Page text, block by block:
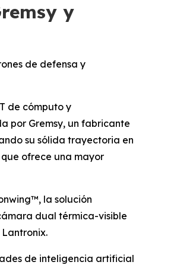
y
de defensa y
de cómputo y
por Gremsy, un fabricante
su sólida trayectoria en
ofrece una mayor
la solución
dual térmica-visible
de inteligencia artificial